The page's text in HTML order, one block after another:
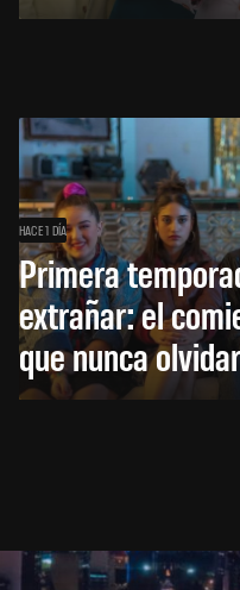
HACE 1 DÍA
Primera
extrañar: el
que nunca